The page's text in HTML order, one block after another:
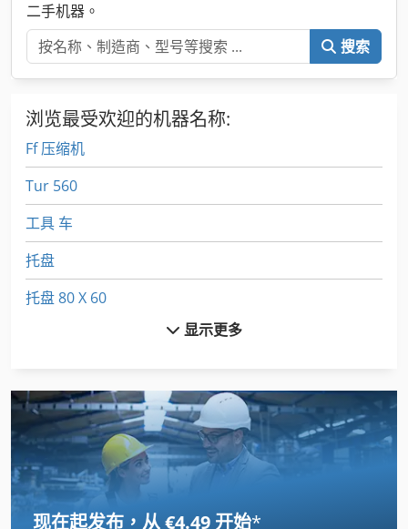
二手机器。
搜索
浏览最受欢迎的机器名称:
Ff 压缩机
Tur 560
工具 车
托盘
托盘 80 X 60
托盘 包装
托盘 架
托盘 秤
托盘 货架
显示更多
现在起发布，从 €4.49 开始*